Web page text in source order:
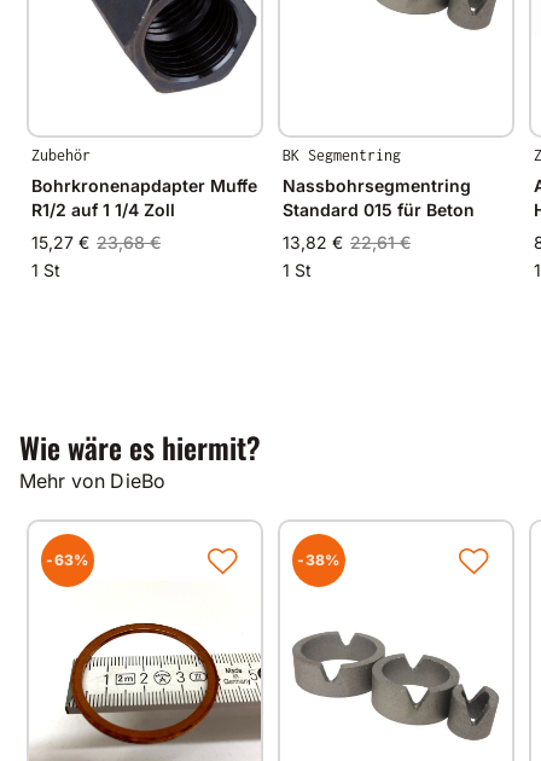
Fertigungsmaschinen in Deutschland und im
angrenzenden West-Europa hergestellt.
Durch Verwendung hochwertiger Diamanten und
Bindungsmaterialien garantieren wir immer
Zubehör
Bohrkronenapdapter Muffe
R1/2 auf 1 1/4 Zoll
15,27 € 23,68 €
1 St
BK Segmentring
Nassbohrsegmentring
Standard 015 für Beton
13,82 € 22,61 €
1 St
Wie wäre es hiermit?
Mehr von DieBo
-63% -38%